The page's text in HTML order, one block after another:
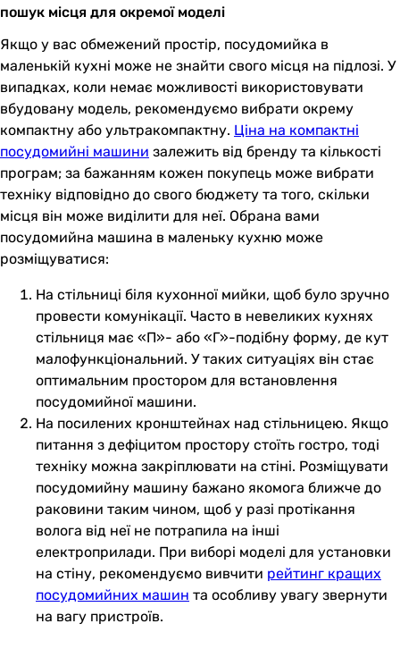
пошук місця для окремої моделі
Якщо у вас обмежений простір, посудомийка в
маленькій кухні може не знайти свого місця на підлозі. У
випадках, коли немає можливості використовувати
вбудовану модель, рекомендуємо вибрати окрему
компактну або ультракомпактну. Ціна на компактні
посудомийні машини залежить від бренду та кількості
програм; за бажанням кожен покупець може вибрати
техніку відповідно до свого бюджету та того, скільки
місця він може виділити для неї. Обрана вами
посудомийна машина в маленьку кухню може
розміщуватися:
На стільниці біля кухонної мийки, щоб було зручно
провести комунікації. Часто в невеликих кухнях
стільниця має «П»- або «Г»-подібну форму, де кут
малофункціональний. У таких ситуаціях він стає
оптимальним простором для встановлення
посудомийної машини.
На посилених кронштейнах над стільницею. Якщо
питання з дефіцитом простору стоїть гостро, тоді
техніку можна закріплювати на стіні. Розміщувати
посудомийну машину бажано якомога ближче до
раковини таким чином, щоб у разі протікання
волога від неї не потрапила на інші
електроприлади. При виборі моделі для установки
на стіну, рекомендуємо вивчити рейтинг кращих
посудомийних машин та особливу увагу звернути
на вагу пристроїв.